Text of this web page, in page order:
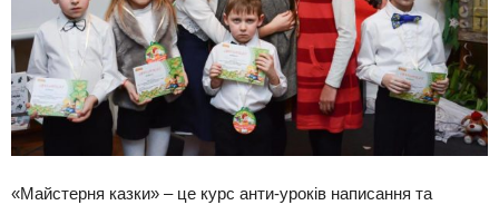
«Майстерня казки» – це курс анти-уроків написання та